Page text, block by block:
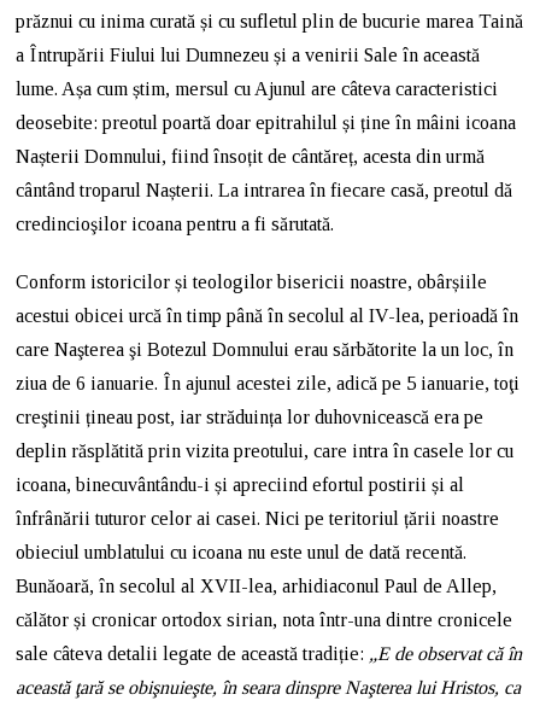
prăznui cu inima curată și cu sufletul plin de bucurie marea Taină
a Întrupării Fiului lui Dumnezeu și a venirii Sale în această
lume. Așa cum știm, mersul cu Ajunul are câteva caracteristici
deosebite: preotul poartă doar epitrahilul și ține în mâini icoana
Nașterii Domnului, fiind însoțit de cântăreț, acesta din urmă
cântând troparul Nașterii. La intrarea în fiecare casă, preotul dă
credincioşilor icoana pentru a fi sărutată.
Conform istoricilor și teologilor bisericii noastre, obârșiile
acestui obicei urcă în timp până în secolul al IV-lea, perioadă în
care Naşterea şi Botezul Domnului erau sărbătorite la un loc, în
ziua de 6 ianuarie. În ajunul acestei zile, adică pe 5 ianuarie, toţi
creştinii țineau post, iar străduința lor duhovnicească era pe
deplin răsplătită prin vizita preotului, care intra în casele lor cu
icoana, binecuvântându-i și apreciind efortul postirii și al
înfrânării tuturor celor ai casei. Nici pe teritoriul țării noastre
obieciul umblatului cu icoana nu este unul de dată recentă.
Bunăoară, în secolul al XVII-lea, arhidiaconul Paul de Allep,
călător și cronicar ortodox sirian, nota într-una dintre cronicele
sale câteva detalii legate de această tradiție: „E de observat că în
această ţară se obişnuieşte, în seara dinspre Naşterea lui Hristos, ca